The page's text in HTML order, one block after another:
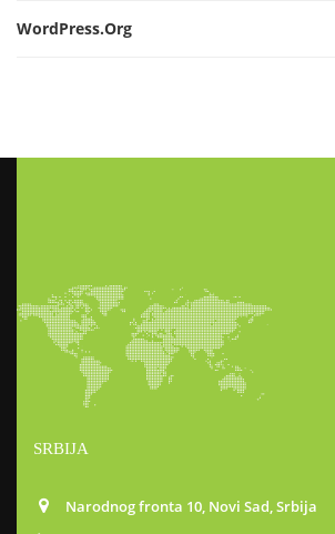
WordPress.org
SRBIJA
Narodnog fronta 10, Novi Sad, Srbija